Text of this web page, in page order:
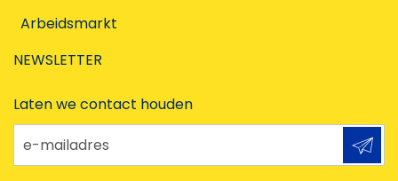
Arbeidsmarkt
NEWSLETTER
Laten we contact houden
e-mailadres